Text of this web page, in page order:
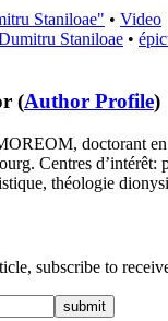
Staniloae" • Video
Staniloae •
(Author Profile)
doctorant
Centres d’intérêt:
théologie
subscribe to